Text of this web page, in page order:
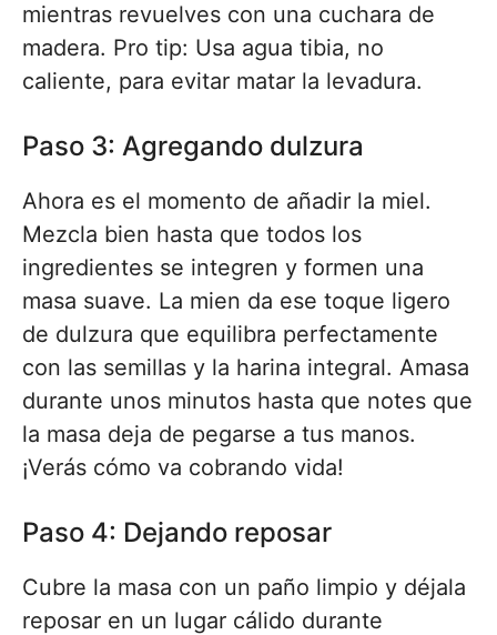
mientras revuelves con una cuchara de
madera. Pro tip: Usa agua tibia, no
caliente, para evitar matar la levadura.
Paso 3: Agregando dulzura
Ahora es el momento de añadir la miel.
Mezcla bien hasta que todos los
ingredientes se integren y formen una
masa suave. La mien da ese toque ligero
de dulzura que equilibra perfectamente
con las semillas y la harina integral. Amasa
durante unos minutos hasta que notes que
la masa deja de pegarse a tus manos.
¡Verás cómo va cobrando vida!
Paso 4: Dejando reposar
Cubre la masa con un paño limpio y déjala
reposar en un lugar cálido durante